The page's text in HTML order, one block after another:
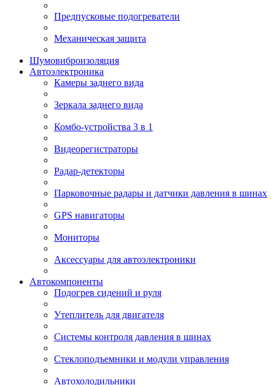
Предпусковые подогреватели
Механическая защита
Шумовиброизоляция
Автоэлектроника
Камеры заднего вида
Зеркала заднего вида
Комбо-устройства 3 в 1
Видеорегистраторы
Радар-детекторы
Парковочные радары и датчики давления в шинах
GPS навигаторы
Мониторы
Аксессуары для автоэлектроники
Автокомпоненты
Подогрев сидений и руля
Утеплитель для двигателя
Системы контроля давления в шинах
Стеклоподъемники и модули управления
Автохолодильники